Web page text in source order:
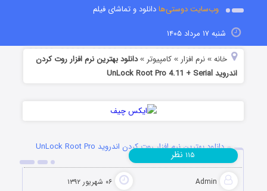
وب‌سایت دوستی‌هادانلود و تماشای فیلم
شنبه ۱۷ مرداد ۱۴۰۵
خانه »نرم افزار »کامپیوتر »دانلود بهترین نرم افزار روت کردن
اندروید UnLock Root Pro 4.11 + Serial
دانلود بهترین نرم افزار روت کردن اندروید UnLock Root Pro
4.11 + Serial
Admin ۰۶ شهریور ۱۳۹۲
۱۱۵ نظر